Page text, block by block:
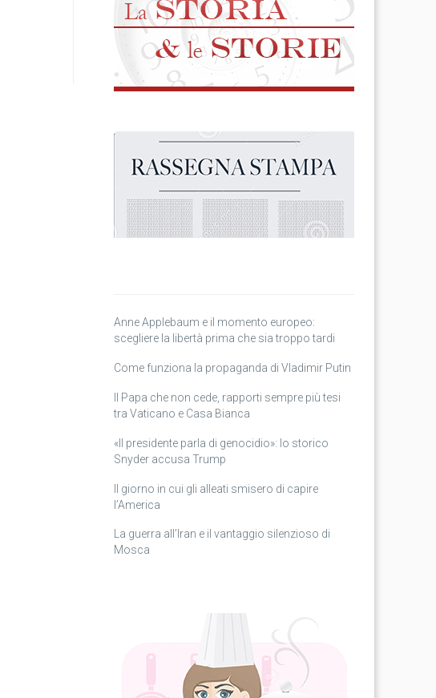
Anne Applebaum e il momento europeo:
scegliere la libertà prima che sia troppo tardi
Come funziona la propaganda di Vladimir Putin
Il Papa che non cede, rapporti sempre più tesi
tra Vaticano e Casa Bianca
«Il presidente parla di genocidio»: lo storico
Snyder accusa Trump
Il giorno in cui gli alleati smisero di capire
l’America
La guerra all’Iran e il vantaggio silenzioso di
Mosca